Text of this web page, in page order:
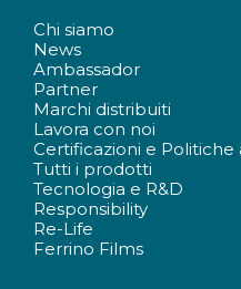
Chi siamo
News
Ambassador
Partner
Marchi distribuiti
Lavora con noi
Certificazioni e Politiche
Tutti i prodotti
Tecnologia e R&D
Responsibility
Re-Life
Ferrino Films